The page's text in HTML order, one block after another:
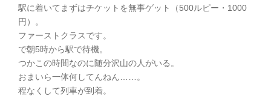
駅に着いてまずはチケットを無事ゲット（500ルピー・1000
円）。
ファーストクラスです。
で朝5時から駅で待機。
つかこの時間なのに随分沢山の人がいる。
おまいら一体何してんねん……。
程なくして列車が到着。